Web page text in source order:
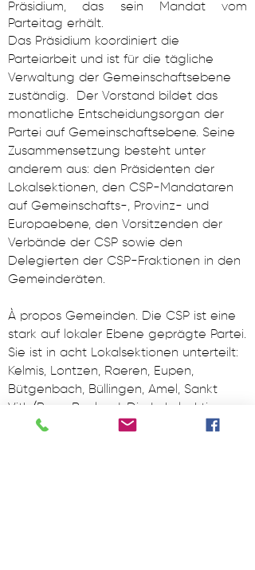
Präsidium, das sein Mandat vom
Parteitag erhält.
Das Präsidium koordiniert die
Parteiarbeit und ist für die tägliche
Verwaltung der Gemeinschaftsebene
zuständig. Der Vorstand bildet das
monatliche Entscheidungsorgan der
Partei auf Gemeinschaftsebene. Seine
Zusammensetzung besteht unter
anderem aus: den Präsidenten der
Lokalsektionen, den CSP-Mandataren
auf Gemeinschafts-, Provinz- und
Europaebene, den Vorsitzenden der
Verbände der CSP sowie den
Delegierten der CSP-Fraktionen in den
Gemeinderäten.
À propos Gemeinden. Die CSP ist eine
stark auf lokaler Ebene geprägte Partei.
Sie ist in acht Lokalsektionen unterteilt:
Kelmis, Lontzen, Raeren, Eupen,
Bütgenbach, Büllingen, Amel, Sankt
Vith/Burg-Reuland. Die Lokalsektionen
sind verantwortlich für die Initiativen der